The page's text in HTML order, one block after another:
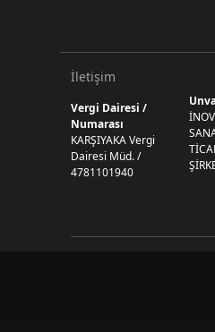
İletişim
Vergi Dairesi /
Numarası
KARŞIYAKA Vergi
Dairesi Müd. /
4781101940